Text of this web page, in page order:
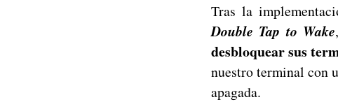
Tras la
Double Tap to Wake
desbloquear sus
nuestro terminal con
apagada.